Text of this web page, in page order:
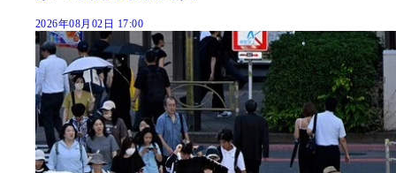
2026年08月02日 17:00